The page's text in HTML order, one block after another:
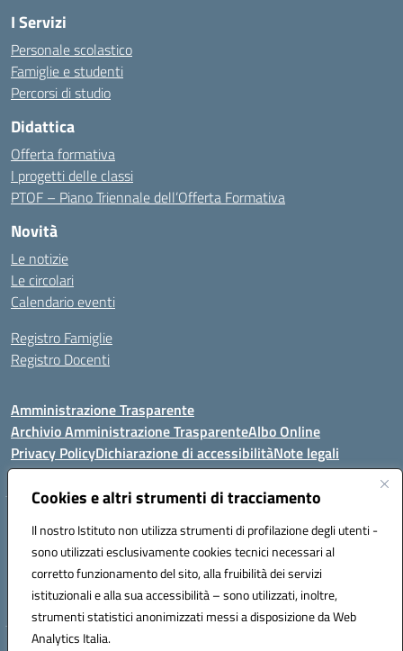
Cookies e altri strumenti di tracciamento
Il nostro Istituto non utilizza strumenti di profilazione degli utenti -
sono utilizzati esclusivamente cookies tecnici necessari al
corretto funzionamento del sito, alla fruibilità dei servizi
istituzionali e alla sua accessibilità – sono utilizzati, inoltre,
strumenti statistici anonimizzati messi a disposizione da Web
Analytics Italia.
I Servizi
Personale scolastico
Famiglie e studenti
Percorsi di studio
Didattica
Offerta formativa
I progetti delle classi
PTOF – Piano Triennale dell’Offerta Formativa
Novità
Le notizie
Le circolari
Calendario eventi
Registro Famiglie
Registro Docenti
Amministrazione Trasparente
Archivio Amministrazione TrasparenteAlbo Online
Privacy PolicyDichiarazione di accessibilitàNote legali
Istituto Comprensivo Statale
Via Cupa Campanariello, 5 - 80059, Torre del Greco (NA)
Tel. +39 0818834377 - Fax +39 0818834377 - Cod.Fisc. 95170530638
Email: naic8df00a@istruzione.it - PEC: naic8df00a@pec.istruzione.it